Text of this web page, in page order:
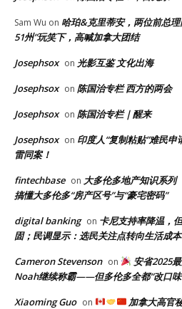
Sam Wu on 哈珀&克里蒂安，两位前总
51州”玩笑下，高喊加拿大团结
Josephsox on 光影互鉴 文化出海
Josephsox on 陈国治专栏 西方的两会
Josephsox on 陈国治专栏｜醒来
Josephsox on 印度人“复制粘贴”难民
雷同案！
fintechbase on 大多伦多地产知识系列
搞懂大多伦多“房产区号”与“豪宅密码”
digital banking on 卡尼支持率降温，
固；民调显示：选民关注点转向生活成
Cameron Stevenson on
安省2025
Noah继续称霸——但多伦多全都“改口味
Xiaoming Guo on
加拿大高官